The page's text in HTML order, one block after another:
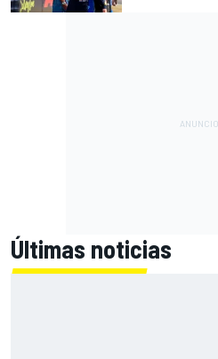
Últimas noticias